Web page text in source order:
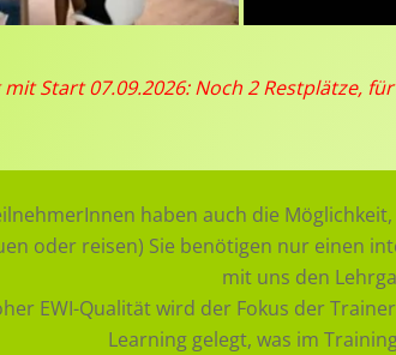
Start 07.09.2026: Noch 2 Restplätze,
haben auch die
oder reisen) Sie benötigen nur einen
mit uns den
EWI-Qualität wird der Fokus der
Learning gelegt, was im